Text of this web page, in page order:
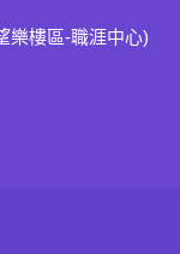
樂樓區-職涯中心)